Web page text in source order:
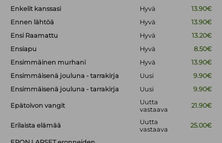
Enkelit kanssasi
Hyvä
13.90€
Ennen lähtöä
Hyvä
13.90€
Ensi Raamattu
Hyvä
13.20€
Ensiapu
Hyvä
8.50€
Ensimmäinen murhani
Hyvä
13.90€
Ensimmäisenä jouluna - tarrakirja
Uusi
9.90€
Ensimmäisenä jouluna - tarrakirja
Uusi 9.90€
Epätoivon vangit
Uutta
vastaava
21.90€
Erilaista elämää
Uutta
vastaava
25.00€